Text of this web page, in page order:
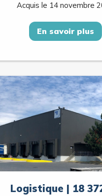
Acquis le 14 novembre
En savoir plus
Logistique | 18